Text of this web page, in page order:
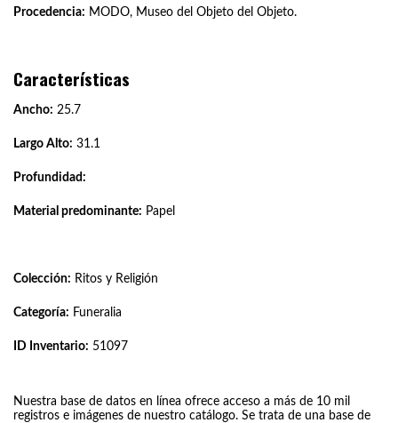
Procedencia: MODO, Museo del Objeto del Objeto.
Características
Ancho: 25.7
Largo Alto: 31.1
Profundidad:
Material predominante: Papel
Colección: Ritos y Religión
Categoría: Funeralia
ID Inventario: 51097
Nuestra base de datos en línea ofrece acceso a más de 10 mil
registros e imágenes de nuestro catálogo. Se trata de una base de